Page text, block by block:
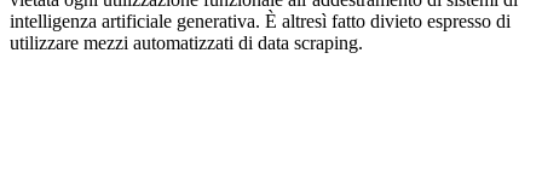
intelligenza artificiale generativa. È altresì fatto divieto espresso di
utilizzare mezzi automatizzati di data scraping.